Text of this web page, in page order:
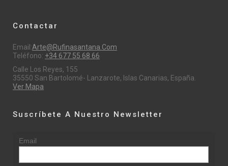
Contactar
Email:Arte@rufinasantana.com
Teléfono: +34 677 55 68 66
Calle Los Reyes, 155
35550 San Bartolomé- Lanzarote, Islas Canarias, España.
Ver Mapa
Suscríbete A Nuestro Newsletter
Email